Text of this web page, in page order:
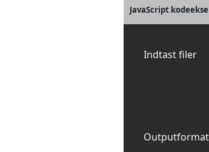
JavaScript
Indtast filer
Outputformat